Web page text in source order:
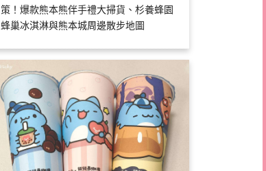
策！爆款熊本熊伴手禮大掃貨、杉養蜂園
蜂巢冰淇淋與熊本城周邊散步地圖